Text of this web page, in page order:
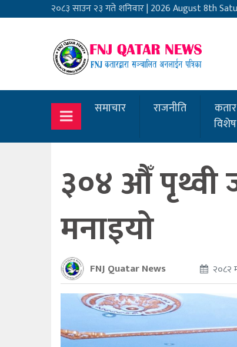
२०८३ साउन २३ गते शनिवार|2026 August 8th
समाचार राजनीति
कतार
विशेष
३०४ औँ पृथ्वी
मनाइयो
FNJ Quatar News २०८२